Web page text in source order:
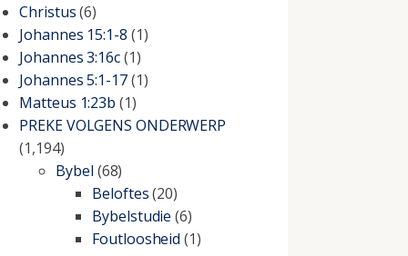
Christus(6)
Johannes 15:1-8 (1)
Johannes 3:16c(1)
Johannes 5:1-17(1)
Matteus 1:23b (1)
PREKE VOLGENS ONDERWERP
(1,194)
Bybel (68)
Beloftes(20)
Bybelstudie (6)
Foutloosheid (1)